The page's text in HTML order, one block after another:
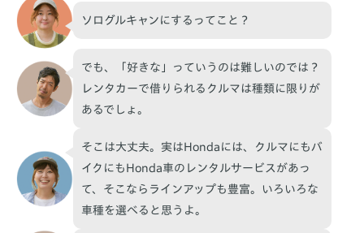
ソログルキャンにするってこと？
でも、「好きな」っていうのは難しいのでは？
レンタカーで借りられるクルマは種類に限りが
あるでしょ。
そこは大丈夫。実はHondaには、クルマにもバ
イクにもHonda車のレンタルサービスがあっ
て、そこならラインアップも豊富。いろいろな
車種を選べると思うよ。